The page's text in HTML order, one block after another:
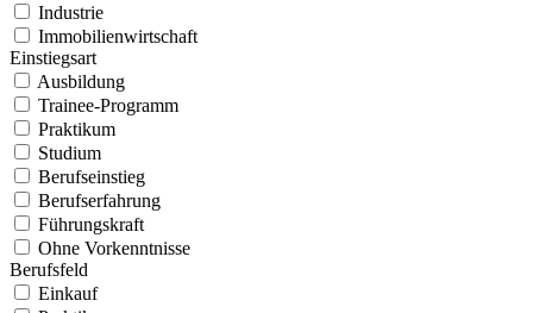
Industrie
Immobilienwirtschaft
Einstiegsart
Ausbildung
Trainee-Programm
Praktikum
Studium
Berufseinstieg
Berufserfahrung
Führungskraft
Ohne Vorkenntnisse
Berufsfeld
Einkauf